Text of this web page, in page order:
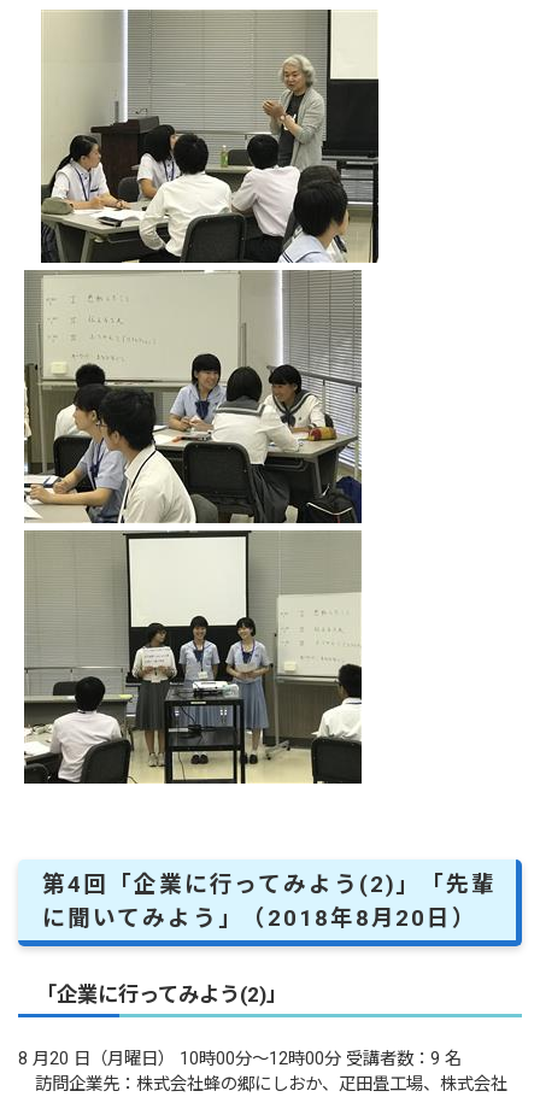
第4回「企業に行ってみよう(2)」「先輩
に聞いてみよう」（2018年8月20日）
「企業に行ってみよう(2)」
8 月20 日（月曜日） 10時00分～12時00分 受講者数：9 名
訪問企業先：株式会社蜂の郷にしおか、疋田畳工場、株式会社